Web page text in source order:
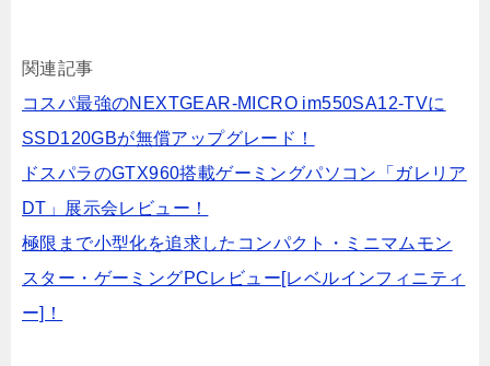
関連記事
コスパ最強のNEXTGEAR-MICRO im550SA12-TVに
SSD120GBが無償アップグレード！
ドスパラのGTX960搭載ゲーミングパソコン「ガレリア
DT」展示会レビュー！
極限まで小型化を追求したコンパクト・ミニマムモン
スター・ゲーミングPCレビュー[レベルインフィニティ
ー]！